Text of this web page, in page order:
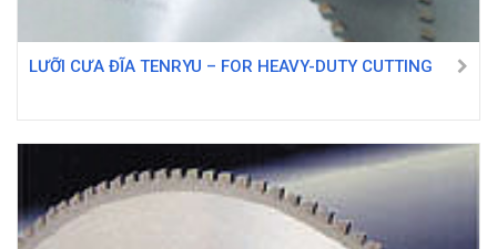
LƯỠI CƯA ĐĨA TENRYU – FOR HEAVY-DUTY CUTTING